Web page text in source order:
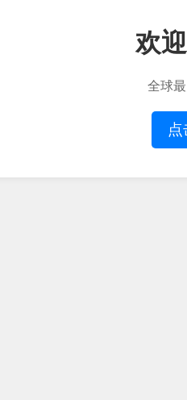
欢
全球